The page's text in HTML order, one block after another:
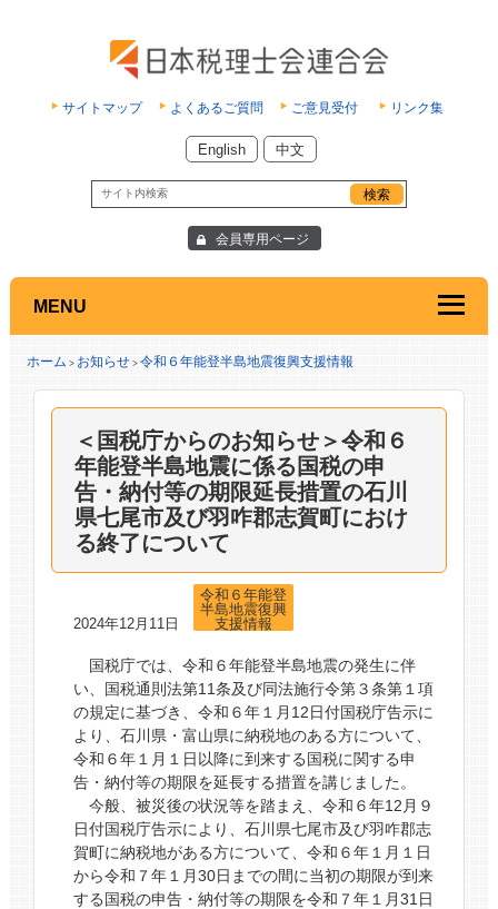
サイトマップ よくあるご質問 ご意見受付 リンク集
English 中文
会員専用ページ
MENU
ホーム > お知らせ> 令和６年能登半島地震復興支援情報
＜国税庁からのお知らせ＞令和６
年能登半島地震に係る国税の申
告・納付等の期限延長措置の石川
県七尾市及び羽咋郡志賀町におけ
る終了について
2024年12月11日
令和６年能登
半島地震復興
支援情報
国税庁では、令和６年能登半島地震の発生に伴
い、国税通則法第11条及び同法施行令第３条第１項
の規定に基づき、令和６年１月12日付国税庁告示に
より、石川県・富山県に納税地のある方について、
令和６年１月１日以降に到来する国税に関する申
告・納付等の期限を延長する措置を講じました。
今般、被災後の状況等を踏まえ、令和６年12月９
日付国税庁告示により、石川県七尾市及び羽咋郡志
賀町に納税地がある方について、令和６年１月１日
から令和７年１月30日までの間に当初の期限が到来
する国税の申告・納付等の期限を令和７年１月31日